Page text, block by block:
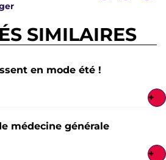
SIMILAIRES
en mode été !
+
médecine générale
+